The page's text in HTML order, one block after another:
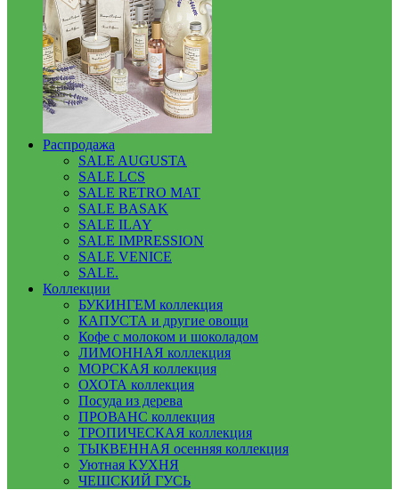
Распродажа
SALE AUGUSTA
SALE LCS
SALE RETRO MAT
SALE BASAK
SALE ILAY
SALE IMPRESSION
SALE VENICE
SALE.
Коллекции
БУКИНГЕМ коллекция
КАПУСТА и другие овощи
Кофе с молоком и шоколадом
ЛИМОННАЯ коллекция
МОРСКАЯ коллекция
ОХОТА коллекция
Посуда из дерева
ПРОВАНС коллекция
ТРОПИЧЕСКАЯ коллекция
ТЫКВЕННАЯ осенняя коллекция
Уютная КУХНЯ
ЧЕШСКИЙ ГУСЬ